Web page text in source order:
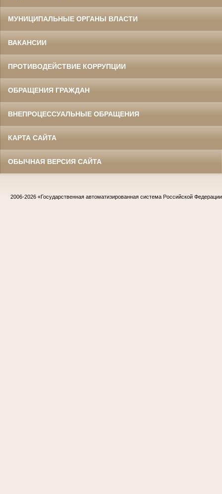
МУНИЦИПАЛЬНЫЕ ОРГАНЫ ВЛАСТИ
ВАКАНСИИ
ПРОТИВОДЕЙСТВИЕ КОРРУПЦИИ
ОБРАЩЕНИЯ ГРАЖДАН
ВНЕПРОЦЕССУАЛЬНЫЕ ОБРАЩЕНИЯ
КАРТА САЙТА
ОБЫЧНАЯ ВЕРСИЯ САЙТА
2006-2026 «Государственная автоматизированная система Российской